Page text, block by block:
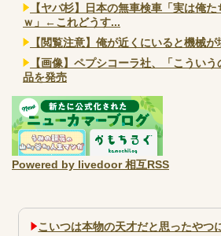
【ヤバ杉】日本の無車検車「実は俺
ｗ」←これどうす...
【閲覧注意】俺が近くにいると機械
【画像】ペプシコーラ社、「こうい
品を発売
Powered by livedoor 相互RSS
こいつは本物の天才だと思ったやつ